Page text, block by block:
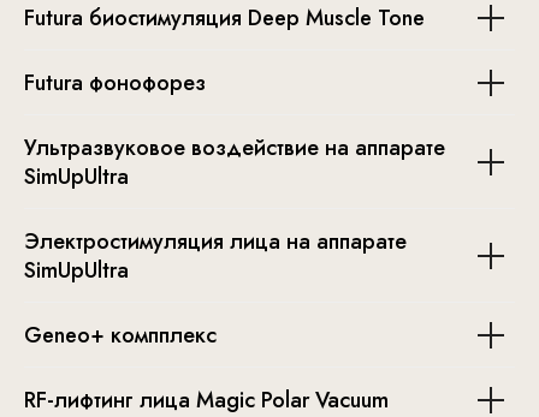
Futura биостимуляция Deep Muscle Tone
Futura фонофорез
Ультразвуковое воздействие на аппарате
SimUpUltra
Электростимуляция лица на аппарате
SimUpUltra
Geneo+ компплекс
RF-лифтинг лица Magic Polar Vacuum